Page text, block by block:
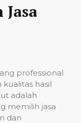
professional
hasil
adalah
memilih jasa
dan